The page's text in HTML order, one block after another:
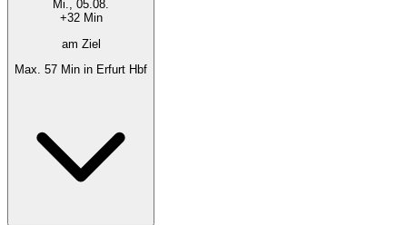
Mi., 05.08.
+32 Min
am Ziel
Max. 57 Min in Erfurt Hbf